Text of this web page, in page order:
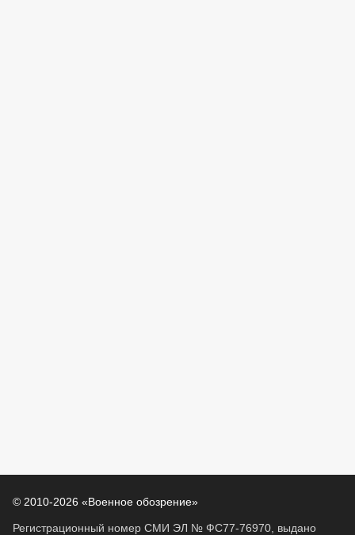
© 2010-2026 «Военное обозрение»
Регистрационный номер СМИ ЭЛ № ФС77-76970, выдано